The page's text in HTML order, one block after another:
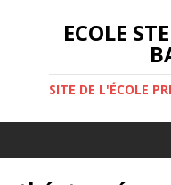
ECOLE
SITE DE L'ÉCOLE